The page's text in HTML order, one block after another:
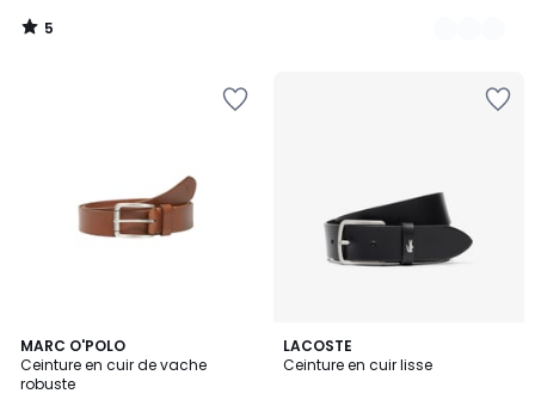
5
/
MARC O'POLO
Ceinture en cuir de vache
robuste
LACOSTE
Ceinture en cuir lisse
5
/